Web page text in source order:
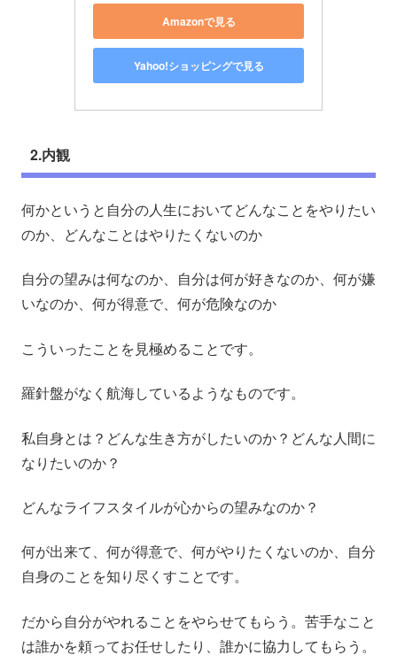
Amazonで見る
Yahoo!ショッピングで見る
2.内観
何かというと自分の人生においてどんなことをやりたい
のか、どんなことはやりたくないのか
自分の望みは何なのか、自分は何が好きなのか、何が嫌
いなのか、何が得意で、何が危険なのか
こういったことを見極めることです。
羅針盤がなく航海しているようなものです。
私自身とは？どんな生き方がしたいのか？どんな人間に
なりたいのか？
どんなライフスタイルが心からの望みなのか？
何が出来て、何が得意で、何がやりたくないのか、自分
自身のことを知り尽くすことです。
だから自分がやれることをやらせてもらう。苦手なこと
は誰かを頼ってお任せしたり、誰かに協力してもらう。